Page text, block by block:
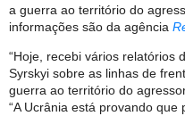
a guerra ao território do
informações são da agência
“Hoje, recebi vários relatórios
Syrskyi sobre as linhas de
guerra ao território do
“A Ucrânia está provando